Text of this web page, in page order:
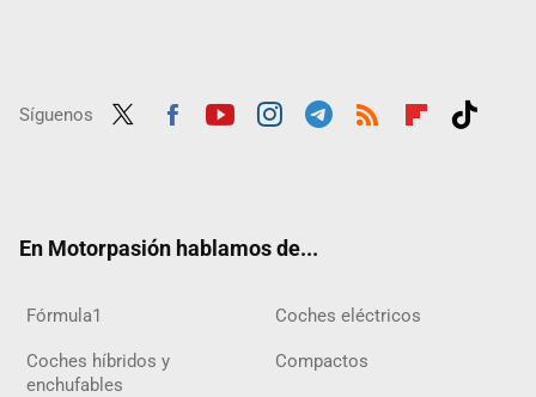
Síguenos
En Motorpasión hablamos de...
Fórmula1 Coches eléctricos
Coches híbridos y
enchufables
Compactos